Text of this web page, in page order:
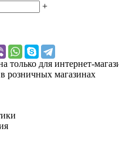
+
только для интернет-
розничных магазинах